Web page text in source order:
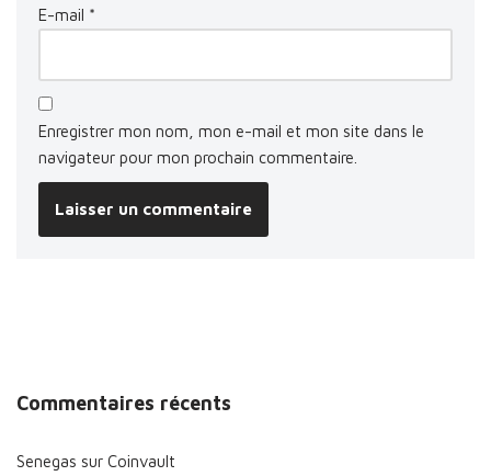
E-mail *
Enregistrer mon nom, mon e-mail et mon site dans le
navigateur pour mon prochain commentaire.
Commentaires récents
Senegas sur Coinvault